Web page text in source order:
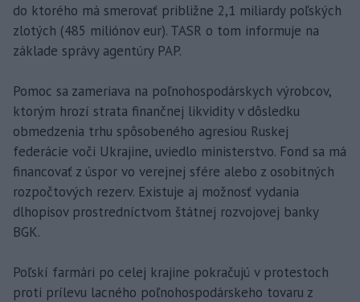
do ktorého má smerovať približne 2,1 miliardy poľských
zlotých (485 miliónov eur). TASR o tom informuje na
základe správy agentúry PAP.
Pomoc sa zameriava na poľnohospodárskych výrobcov,
ktorým hrozí strata finančnej likvidity v dôsledku
obmedzenia trhu spôsobeného agresiou Ruskej
federácie voči Ukrajine, uviedlo ministerstvo. Fond sa má
financovať z úspor vo verejnej sfére alebo z osobitných
rozpočtových rezerv. Existuje aj možnosť vydania
dlhopisov prostredníctvom štátnej rozvojovej banky
BGK.
Poľskí farmári po celej krajine pokračujú v protestoch
proti prílevu lacného poľnohospodárskeho tovaru z